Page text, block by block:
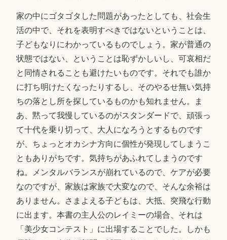
家の中にゴタゴタした問題があったとしても、社会生
活の中で、それを表明すべきではないということは、
子どもなりにわかっているものでしょう。家が普通の
状態ではない、ということは恥ずかしいし、可哀相だ
と同情されることも避けたいものです。それでも誰か
に打ち明けたくなったりするし、そのやるせ無い気持
ちの落とし所を探しているものかも知れません。ま
あ、黙って我慢しているのがスタンダードで、頑張っ
て十代を乗り切って、大人になろうとするものです
が、ちょっとオカシナ方向に個性が発現してしまうこ
ともありがちです。気持ちがあふれてしまうのです
ね。メンタルバランスが崩れているので、ケアが必要
なのですが、家族は家族で大変なので、そんな余裕は
ありません。さまよえる子どもは、大抵、突飛な行動
に出ます。本書の主人公のレイミーの場合、それは
「美少女コンテスト」に出場することでした。しかも